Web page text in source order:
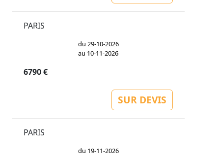
PARIS
du 29-10-2026
au 10-11-2026
6790 €
SUR DEVIS
PARIS
du 19-11-2026